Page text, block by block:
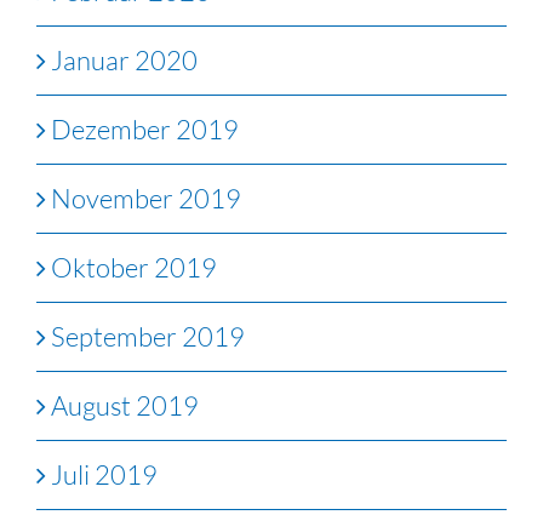
Januar 2020
Dezember 2019
November 2019
Oktober 2019
September 2019
August 2019
Juli 2019